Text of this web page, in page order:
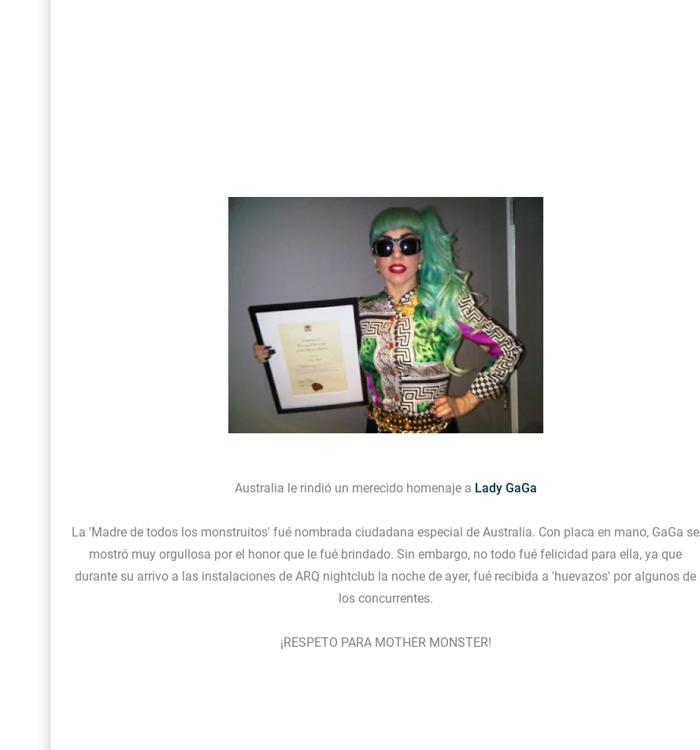
Australia le rindió un merecido homenaje a Lady GaGa
La 'Madre de todos los monstruitos' fué nombrada ciudadana especial de Australia. Con placa en mano, GaGa se
mostró muy orgullosa por el honor que le fué brindado. Sin embargo, no todo fué felicidad para ella, ya que
durante su arrivo a las instalaciones de ARQ nightclub la noche de ayer, fué recibida a 'huevazos' por algunos de
los concurrentes.
¡RESPETO PARA MOTHER MONSTER!